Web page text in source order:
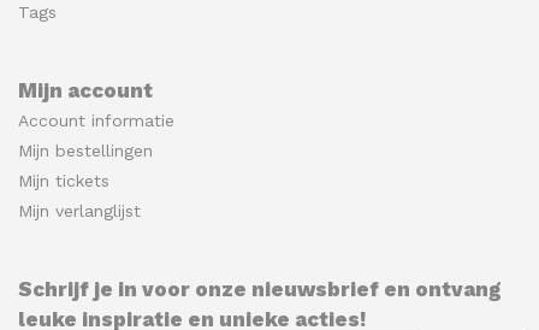
Tags
Mijn account
Account informatie
Mijn bestellingen
Mijn tickets
Mijn verlanglijst
Schrijf je in voor onze nieuwsbrief en ontvang
leuke inspiratie en unieke acties!